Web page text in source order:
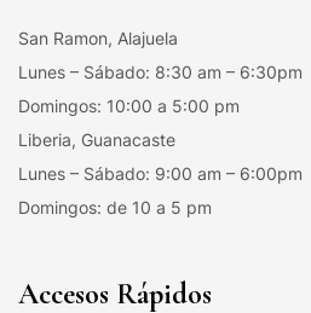
San Ramon, Alajuela
Lunes – Sábado: 8:30 am – 6:30pm
Domingos: 10:00 a 5:00 pm
Liberia, Guanacaste
Lunes – Sábado: 9:00 am – 6:00pm
Domingos: de 10 a 5 pm
Accesos Rápidos